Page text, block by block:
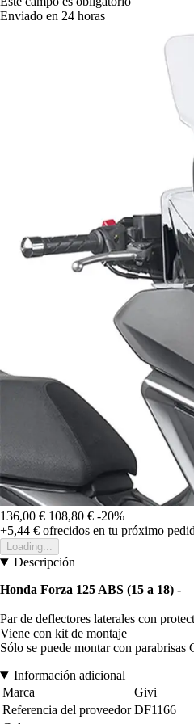
Enviado en 24 horas
136,00 € 108,80 € -20%
+5,44 € ofrecidos en tu próximo
Loading...
Descripción
Honda Forza 125 ABS (15 a 18) -
Par de deflectores laterales con
Viene con kit de montaje
Sólo se puede montar con parabrisas
Información adicional
Marca
Givi
Referencia del proveedor DF1166